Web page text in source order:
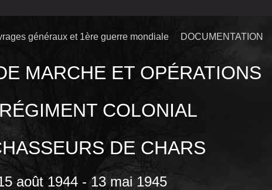
généraux et 1ère guerre mondiale DOCUMENTATION
MARCHE ET OPÉRATIONS
RÉGIMENT COLONIAL
DE CHARS
août 1944 - 13 mai 1945